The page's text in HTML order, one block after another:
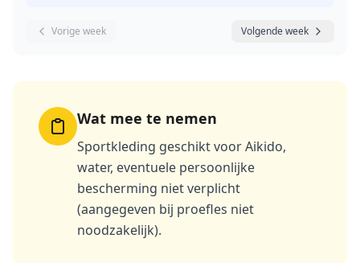
Vorige week Volgende week
Wat mee te nemen
Sportkleding geschikt voor Aikido,
water, eventuele persoonlijke
bescherming niet verplicht
(aangegeven bij proefles niet
noodzakelijk).